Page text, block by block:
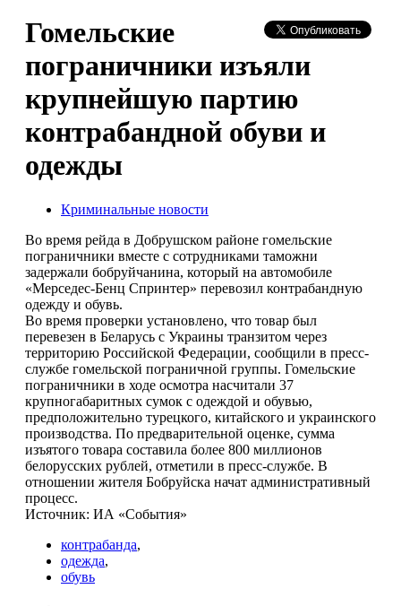
Гомельские
пограничники изъяли
крупнейшую партию
контрабандной обуви и
одежды
Криминальные новости
Во время рейда в Добрушском районе гомельские
пограничники вместе с сотрудниками таможни
задержали бобруйчанина, который на автомобиле
«Мерседес-Бенц Спринтер» перевозил контрабандную
одежду и обувь.
Во время проверки установлено, что товар был
перевезен в Беларусь с Украины транзитом через
территорию Российской Федерации, сообщили в пресс-
службе гомельской пограничной группы. Гомельские
пограничники в ходе осмотра насчитали 37
крупногабаритных сумок с одеждой и обувью,
предположительно турецкого, китайского и украинского
производства. По предварительной оценке, сумма
изъятого товара составила более 800 миллионов
белорусских рублей, отметили в пресс-службе. В
отношении жителя Бобруйска начат административный
процесс.
Источник: ИА «Cобытия»
контрабанда,
одежда,
обувь